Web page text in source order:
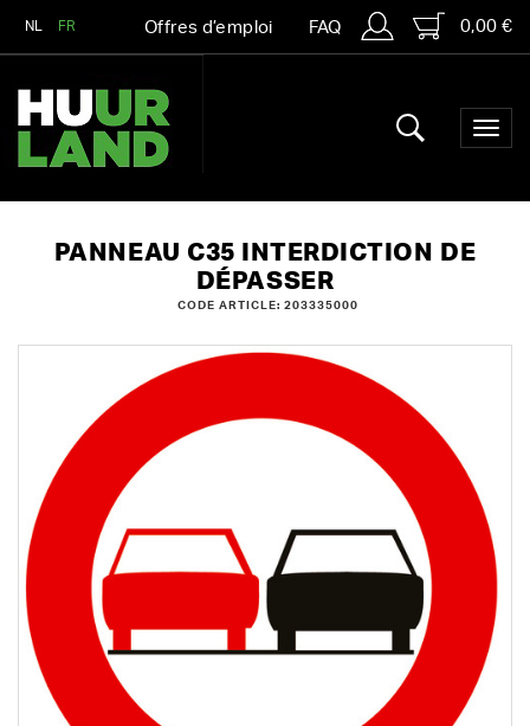
NL FR Offres d’emploi FAQ 0,00 €
PANNEAU C35 INTERDICTION DE
DÉPASSER
CODE ARTICLE: 203335000